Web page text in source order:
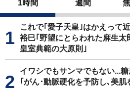
1時間 週間
これで｢愛子天皇｣はかえって
裕巳｢野望にとらわれた麻生太
皇室典範の大原則｣
イワシでもサンマでもない...
｢がん･動脈硬化を予防し､美肌